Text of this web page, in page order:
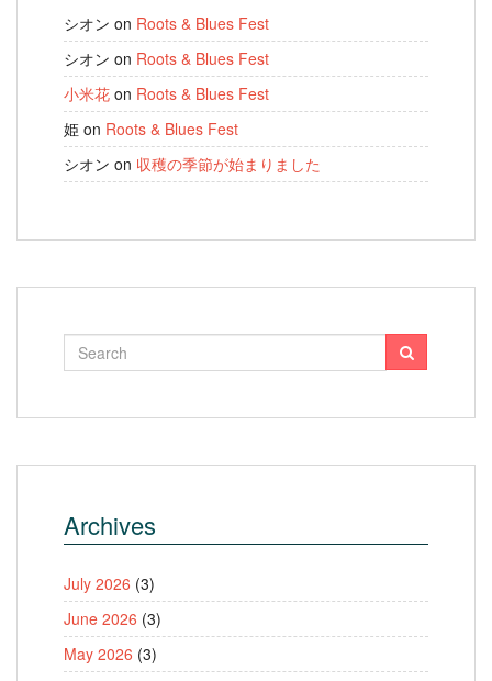
シオン on Roots & Blues Fest
シオン on Roots & Blues Fest
小米花 on Roots & Blues Fest
姫 on Roots & Blues Fest
シオン on 収穫の季節が始まりました
Archives
July 2026 (3)
June 2026 (3)
May 2026 (3)